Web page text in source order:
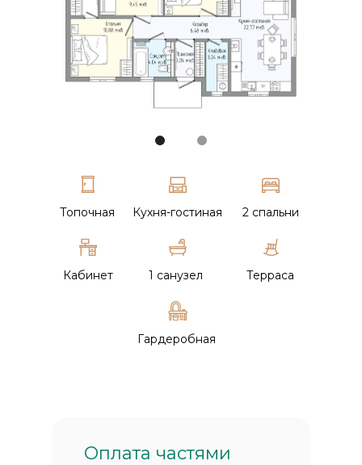
Кухня-гостиная
Кабинет Терраса
Топочная
1 санузел
2 спальни
Гардеробная
Оплата частями